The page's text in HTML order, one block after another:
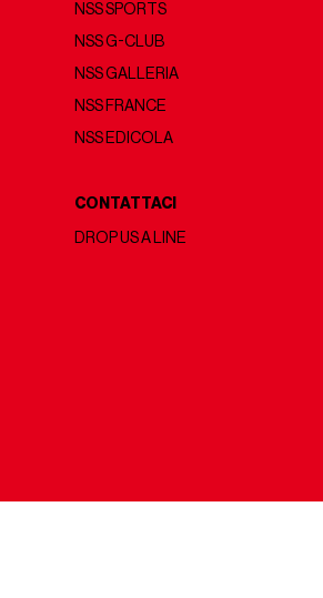
NSS SPORTS
NSS G-CLUB
NSS GALLERIA
NSS FRANCE
NSS EDICOLA
CONTATTACI
DROP US A LINE